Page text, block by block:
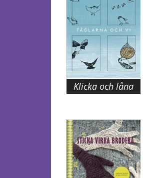
Klicka och låna